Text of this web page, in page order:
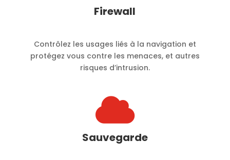
Firewall
Contrôlez les usages liés à la navigation et
protégez vous contre les menaces, et autres
risques d’intrusion.

Sauvegarde